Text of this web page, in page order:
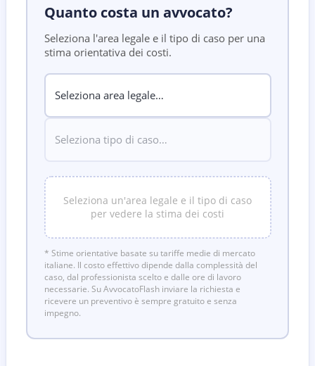
Quanto costa un avvocato?
Seleziona l'area legale e il tipo di caso per una
stima orientativa dei costi.
Seleziona un'area legale e il tipo di caso
per vedere la stima dei costi
* Stime orientative basate su tariffe medie di mercato
italiane. Il costo effettivo dipende dalla complessità del
caso, dal professionista scelto e dalle ore di lavoro
necessarie. Su AvvocatoFlash inviare la richiesta e
ricevere un preventivo è sempre gratuito e senza
impegno.